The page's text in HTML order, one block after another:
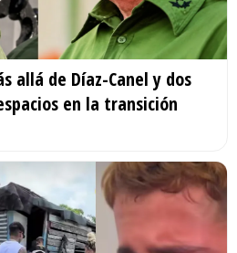
allá de Díaz-Canel y dos
en la transición